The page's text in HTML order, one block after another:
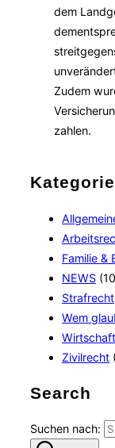
dem
Zudem
zahlen.
Familie &
NEWS
Strafrecht
Wem
Zivilrecht
Search
Suchen nach: